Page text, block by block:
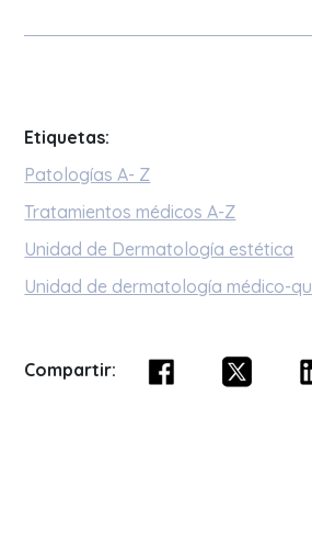
Etiquetas:
Patologías A- Z
Tratamientos médicos A-Z
Unidad de Dermatología estética
Unidad de dermatología médico-
Compartir: